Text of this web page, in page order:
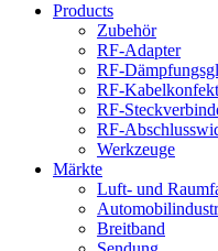
Products
Zubehör
RF-Adapter
RF-
RF-
RF-
RF-
Werkzeuge
Märkte
Luft- und
Breitband